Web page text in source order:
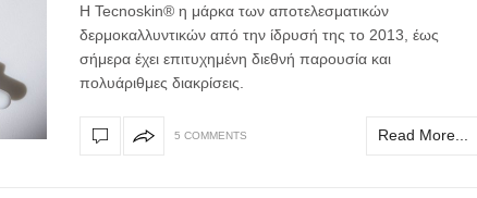
Η Tecnoskin® η μάρκα των αποτελεσματικών
δερμοκαλλυντικών από την ίδρυσή της το 2013, έως
σήμερα έχει επιτυχημένη διεθνή παρουσία και
πολυάριθμες διακρίσεις.
5 COMMENTS Read More...